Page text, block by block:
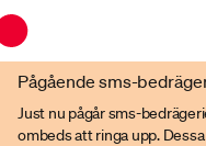
Pågående sms-
Just nu pågår sms-
ombeds att ringa upp.
Du har en gammal